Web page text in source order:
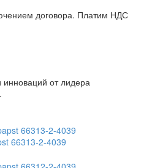
договора. Платим НДС
от лидера
66313-2-4039